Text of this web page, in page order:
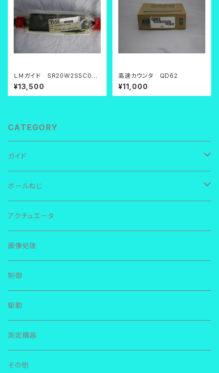
ＬＭガイド SR20W2SSC0FE
+1100LFS
¥13,500
高速カウンタ QD62
¥11,000
CATEGORY
ガイド
ＴＨＫ ＬＭガイド
ＲＳＲ
ＳＲＳ
ＩＫＯ リニアウェイ
ＬＷＬ
ＬＷＥＳ
ＮＳＫ リニアガイド
ＬＥ
ＬＨ
その他
ボールねじ
ＴＨＫ
ＮＳＫ
その他
アクチュエータ
画像処理
制御
駆動
測定機器
その他